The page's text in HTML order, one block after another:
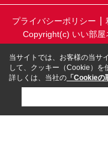
プライバシーポリシー
Copyright(c) いい部
当サイトでは、お客様の当サ
して、クッキー（Cookie）を
詳しくは、当社の 「Cookieの